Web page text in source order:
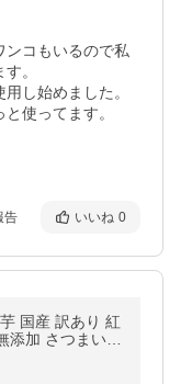
ンコもいるので私
。
し始めました。
使ってます。
告 いいね 0
国産 訳あり 紅
加 さつまいも
エット 送料無料